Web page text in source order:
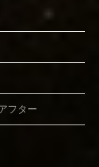
フター